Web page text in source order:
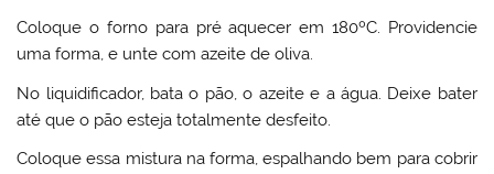
Coloque o forno para pré aquecer em 180ºC. Providencie
uma forma, e unte com azeite de oliva.
No liquidificador, bata o pão, o azeite e a água. Deixe bater
até que o pão esteja totalmente desfeito.
Coloque essa mistura na forma, espalhando bem para cobrir